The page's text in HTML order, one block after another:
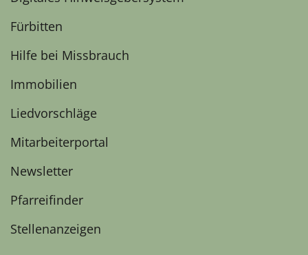
Fürbitten
Hilfe bei Missbrauch
Immobilien
Liedvorschläge
Mitarbeiterportal
Newsletter
Pfarreifinder
Stellenanzeigen